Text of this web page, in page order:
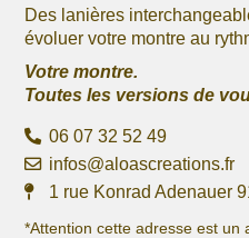
Des lanières
évoluer votre montre au
Votre montre.
Toutes les versions de
06 07 32 52 49
infos@aloascreations.fr
1 rue Konrad Adenauer
*Attention cette adresse est un